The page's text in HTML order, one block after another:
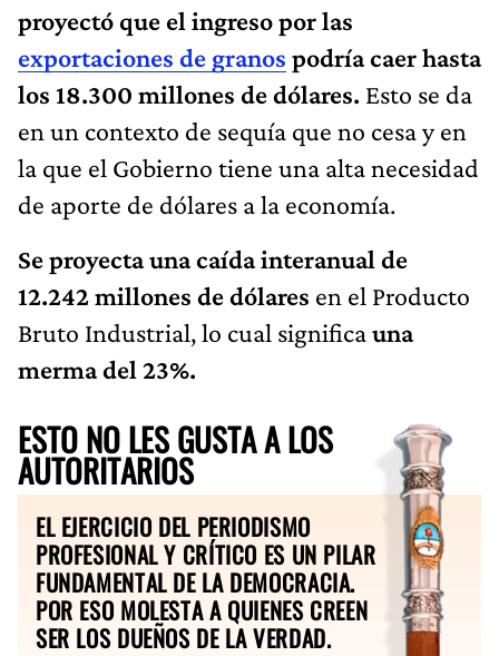
proyectó que el ingreso por las
exportaciones de granos podría caer hasta
los 18.300 millones de dólares. Esto se da
en un contexto de sequía que no cesa y en
la que el Gobierno tiene una alta necesidad
de aporte de dólares a la economía.
Se proyecta una caída interanual de
12.242 millones de dólares en el Producto
Bruto Industrial, lo cual significauna
merma del 23%.
ESTO NO LES GUSTA A LOS
AUTORITARIOS
EL EJERCICIO DEL PERIODISMO
PROFESIONAL Y CRÍTICO ES UN PILAR
FUNDAMENTAL DE LA DEMOCRACIA.
POR ESO MOLESTA A QUIENES CREEN
SER LOS DUEÑOS DE LA VERDAD.